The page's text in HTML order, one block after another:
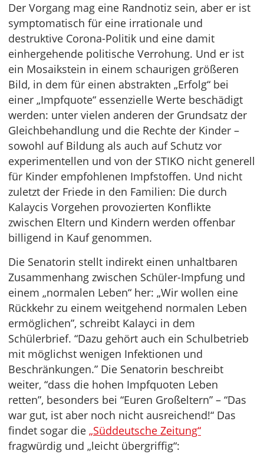
Der Vorgang mag eine Randnotiz sein, aber er ist
symptomatisch für eine irrationale und
destruktive Corona-Politik und eine damit
einhergehende politische Verrohung. Und er ist
ein Mosaikstein in einem schaurigen größeren
Bild, in dem für einen abstrakten „Erfolg“ bei
einer „Impfquote“ essenzielle Werte beschädigt
werden: unter vielen anderen der Grundsatz der
Gleichbehandlung und die Rechte der Kinder –
sowohl auf Bildung als auch auf Schutz vor
experimentellen und von der STIKO nicht generell
für Kinder empfohlenen Impfstoffen. Und nicht
zuletzt der Friede in den Familien: Die durch
Kalaycis Vorgehen provozierten Konflikte
zwischen Eltern und Kindern werden offenbar
billigend in Kauf genommen.
Die Senatorin stellt indirekt einen unhaltbaren
Zusammenhang zwischen Schüler-Impfung und
einem „normalen Leben“ her: „Wir wollen eine
Rückkehr zu einem weitgehend normalen Leben
ermöglichen”, schreibt Kalayci in dem
Schülerbrief. “Dazu gehört auch ein Schulbetrieb
mit möglichst wenigen Infektionen und
Beschränkungen.” Die Senatorin beschreibt
weiter, “dass die hohen Impfquoten Leben
retten”, besonders bei “Euren Großeltern” – “Das
war gut, ist aber noch nicht ausreichend!“ Das
findet sogar die „Süddeutsche Zeitung“
fragwürdig und „leicht übergriffig“: